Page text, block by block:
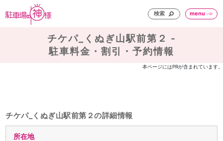
検索 menu
チケパ_くぬぎ山駅前第２ -
駐車料金・割引・予約情報
本ページにはPRが含まれています。
チケパ_くぬぎ山駅前第２の詳細情報
所在地